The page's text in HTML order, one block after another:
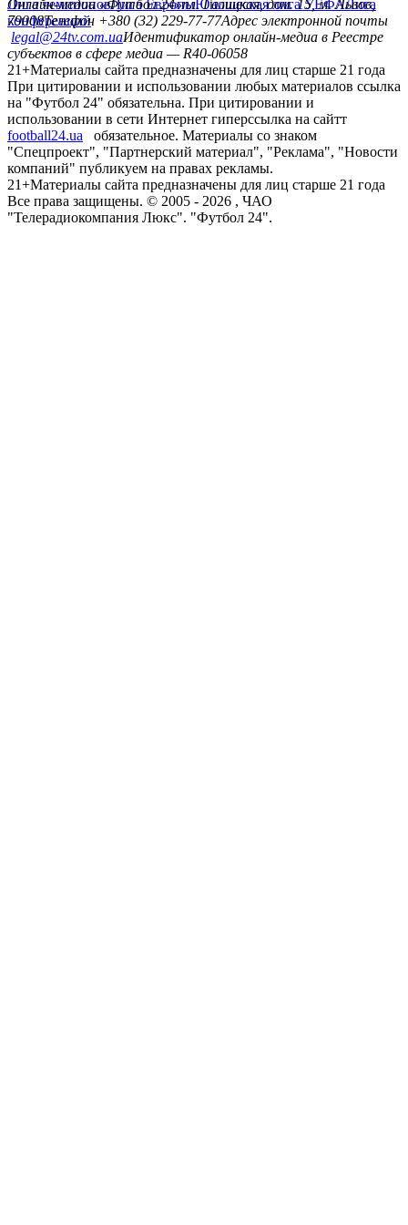
Лига чемпионовЛига ЕвропыЮношеская лига УЕФАЛига
конференций
Онлайн-медиа «Футбол 24»пл. Галицкая, дом. 15, м. Львов,
79008Телефон +380 (32) 229-77-77Адрес электронной почты
legal@24tv.com.uaИдентификатор онлайн-медиа в Реестре
субъектов в сфере медиа — R40-06058
21+Материалы сайта предназначены для лиц старше 21 года
При цитировании и использовании любых материалов ссылка
на "Футбол 24" обязательна. При цитировании и
использовании в сети Интернет гиперссылка на сайтт
football24.ua
обязательное. Материалы со знаком
"Спецпроект", "Партнерский материал", "Реклама", "Новости
компаний" публикуем на правах рекламы.
21+Материалы сайта предназначены для лиц старше 21 года
Все права защищены. © 2005 - 2026 , ЧАО
"Телерадиокомпания Люкс". "Футбол 24".